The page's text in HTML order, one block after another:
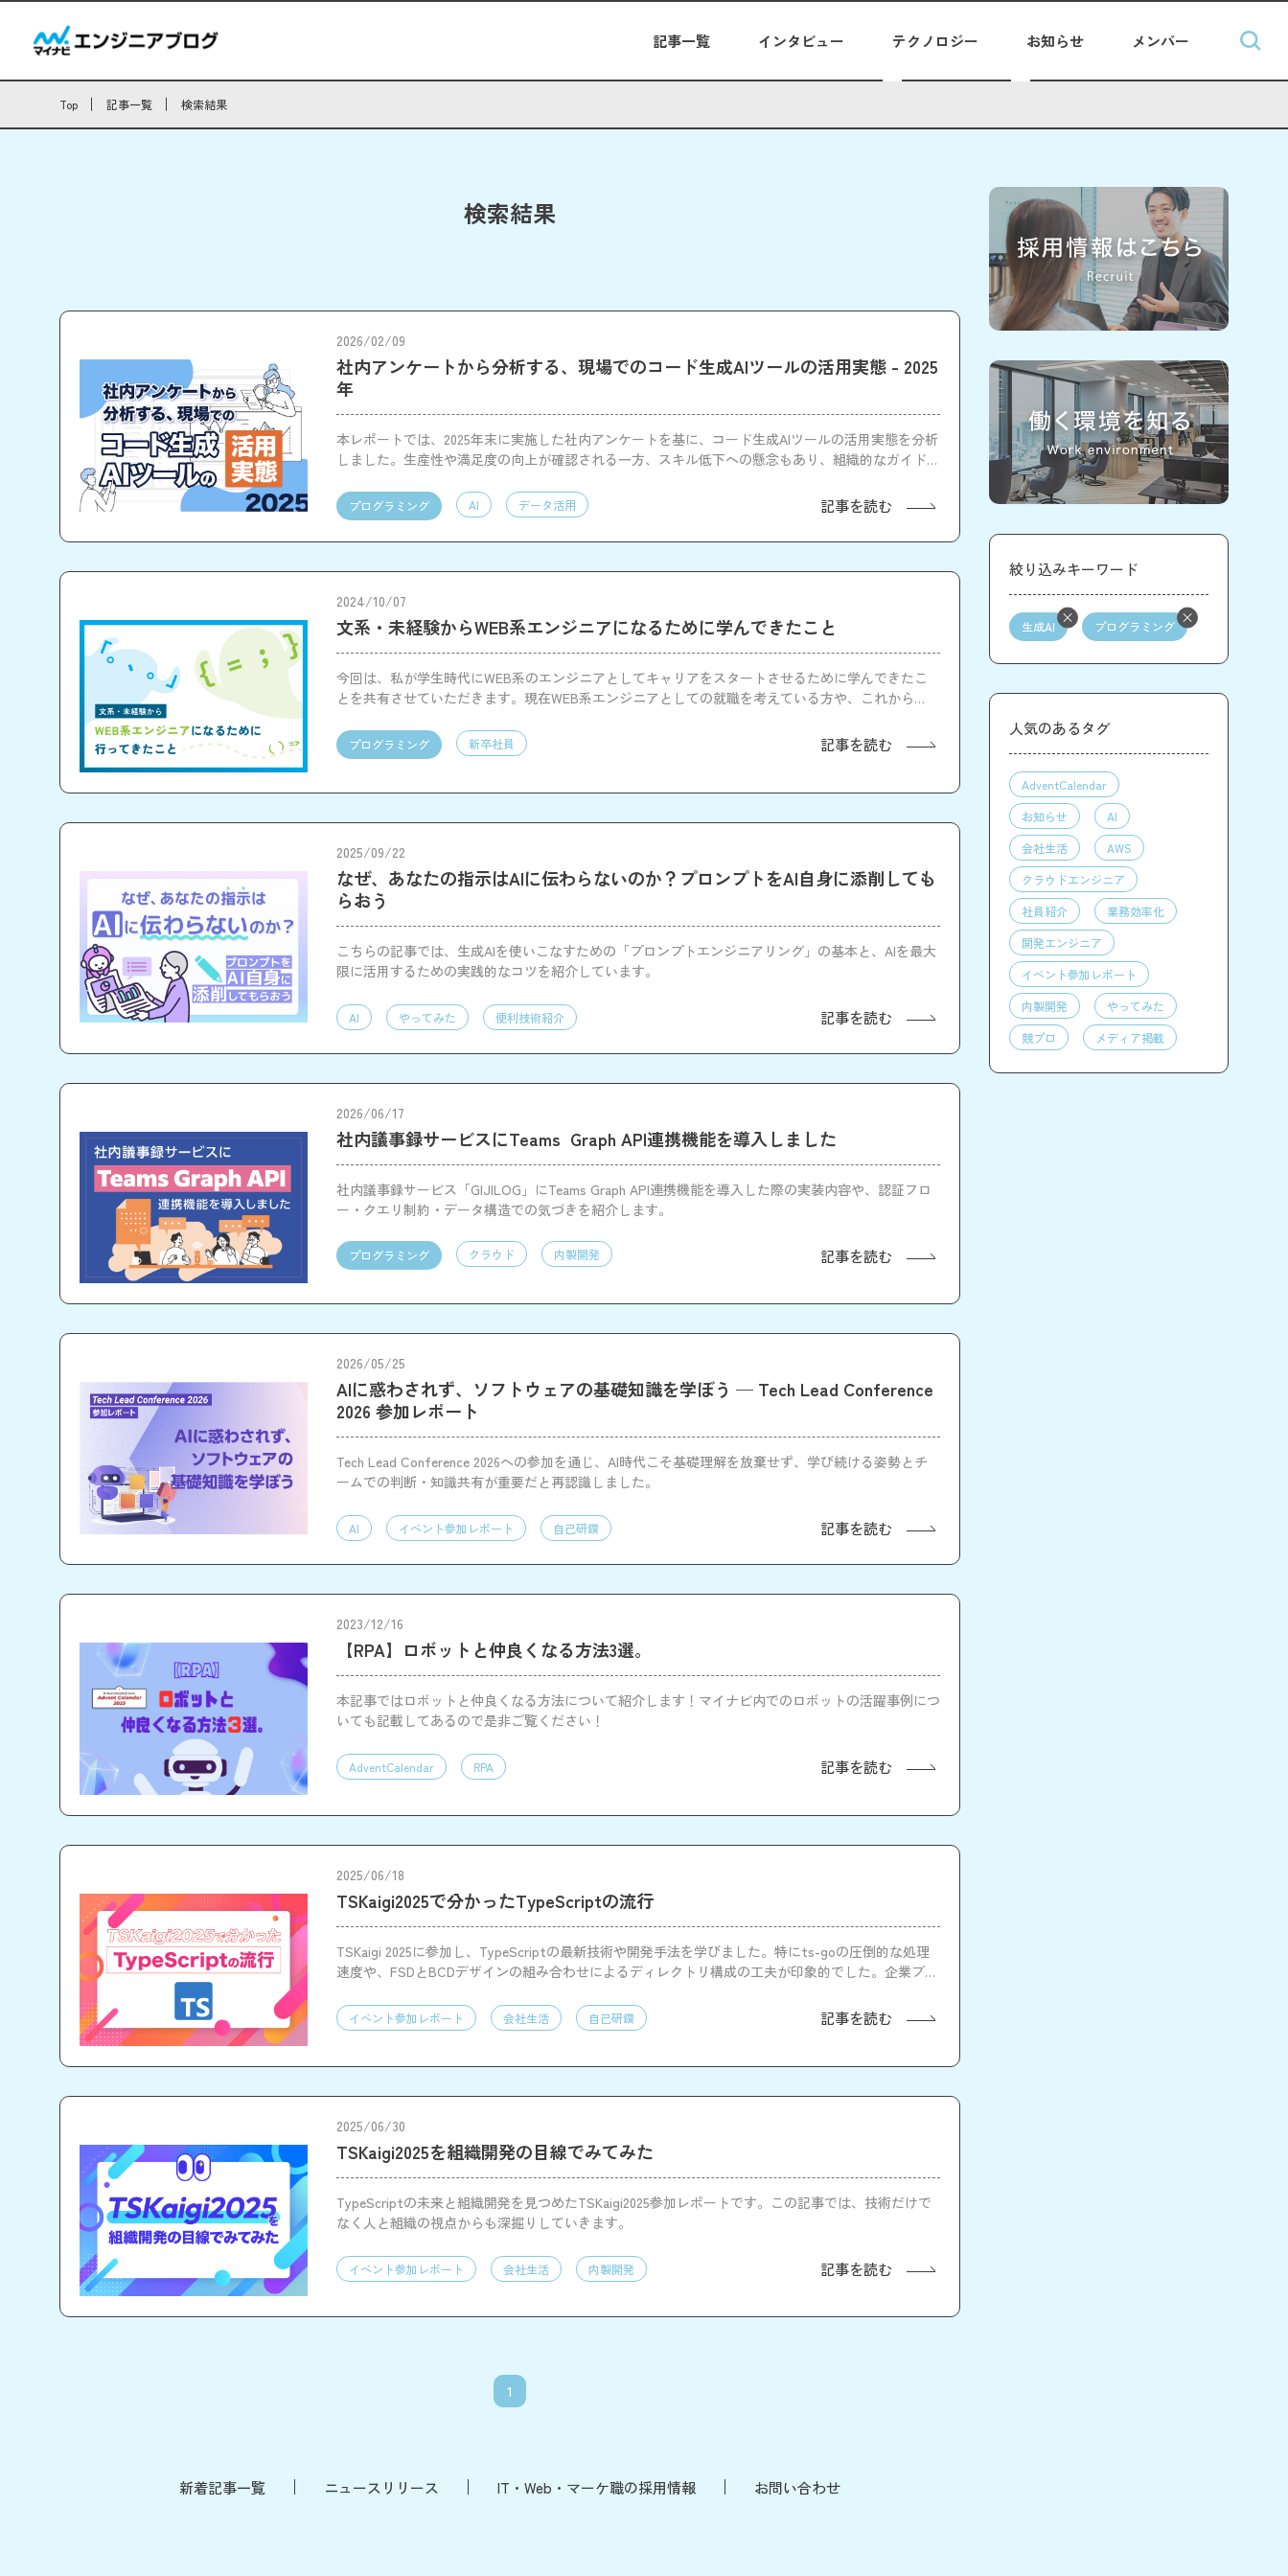
記事一覧 インタビュー テクノロジー お知らせ メンバー
Top 記事一覧 検索結果
検索結果
2026/02/09
社内アンケートから分析する、現場でのコード生成AIツールの活用実態 - 2025
年
本レポートでは、2025年末に実施した社内アンケートを基に、コード生成AIツールの活用実態を分析
しました。生産性や満足度の向上が確認される一方、スキル低下への懸念もあり、組織的なガイドラ
プログラミング AI データ活用 記事を読む
2024/10/07
文系・未経験からWEB系エンジニアになるために学んできたこと
今回は、私が学生時代にWEB系のエンジニアとしてキャリアをスタートさせるために学んできたこ
とを共有させていただきます。現在WEB系エンジニアとしての就職を考えている方や、これからエ
いるので最後まで目を通していただけますと幸いです。
プログラミング 新卒社員 記事を読む
2025/09/22
なぜ、あなたの指示はAIに伝わらないのか？プロンプトをAI自身に添削しても
らおう
こちらの記事では、生成AIを使いこなすための「プロンプトエンジニアリング」の基本と、AIを最大
限に活用するための実践的なコツを紹介しています。
AI やってみた 便利技術紹介 記事を読む
2026/06/17
社内議事録サービスにTeams Graph API連携機能を導入しました
社内議事録サービス「GIJILOG」にTeams Graph API連携機能を導入した際の実装内容や、認証フロ
ー・クエリ制約・データ構造での気づきを紹介します。
プログラミング クラウド 内製開発 記事を読む
2026/05/25
AIに惑わされず、ソフトウェアの基礎知識を学ぼう — Tech Lead Conference
2026 参加レポート
Tech Lead Conference 2026への参加を通じ、AI時代こそ基礎理解を放棄せず、学び続ける姿勢とチ
ームでの判断・知識共有が重要だと再認識しました。
AI イベント参加レポート 自己研鑽 記事を読む
2023/12/16
【RPA】ロボットと仲良くなる方法3選。
本記事ではロボットと仲良くなる方法について紹介します！マイナビ内でのロボットの活躍事例につ
いても記載してあるので是非ご覧ください！
AdventCalendar RPA 記事を読む
2025/06/18
TSKaigi2025で分かったTypeScriptの流行
TSKaigi 2025に参加し、TypeScriptの最新技術や開発手法を学びました。特にts-goの圧倒的な処理
速度や、FSDとBCDデザインの組み合わせによるディレクトリ構成の工夫が印象的でした。企業ブー
イベント参加レポート 会社生活 自己研鑽 記事を読む
2025/06/30
TSKaigi2025を組織開発の目線でみてみた
TypeScriptの未来と組織開発を見つめたTSKaigi2025参加レポートです。この記事では、技術だけで
なく人と組織の視点からも深掘りしていきます。
イベント参加レポート 会社生活 内製開発 記事を読む
1
新着記事一覧 ニュースリリース IT・Web・マーケ職の採用情報 お問い合わせ
絞り込みキーワード
生成AI プログラミング
人気のあるタグ
AdventCalendar
お知らせ
AI
会社生活
AWS
クラウドエンジニア
社員紹介
業務効率化
開発エンジニア
イベント参加レポート
内製開発
やってみた
競プロ
メディア掲載